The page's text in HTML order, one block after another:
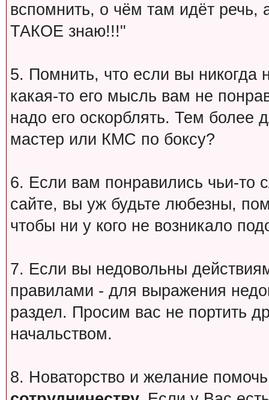
вспомнить, о чём там идёт речь,
ТАКОЕ знаю!!!"
5. Помнить, что если вы никогда
какая-то его мысль вам не
надо его оскорблять. Тем более
мастер или КМС по боксу?
6. Если вам понравились чьи-то
сайте, вы уж будьте любезны,
чтобы ни у кого не возникало
7. Если вы недовольны
правилами - для выражения
раздел. Просим вас не портить
начальством.
8. Новаторство и желание